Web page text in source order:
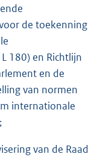
de toekenning
180) en Richtlijn
en de
van normen
internationale
van de Raad